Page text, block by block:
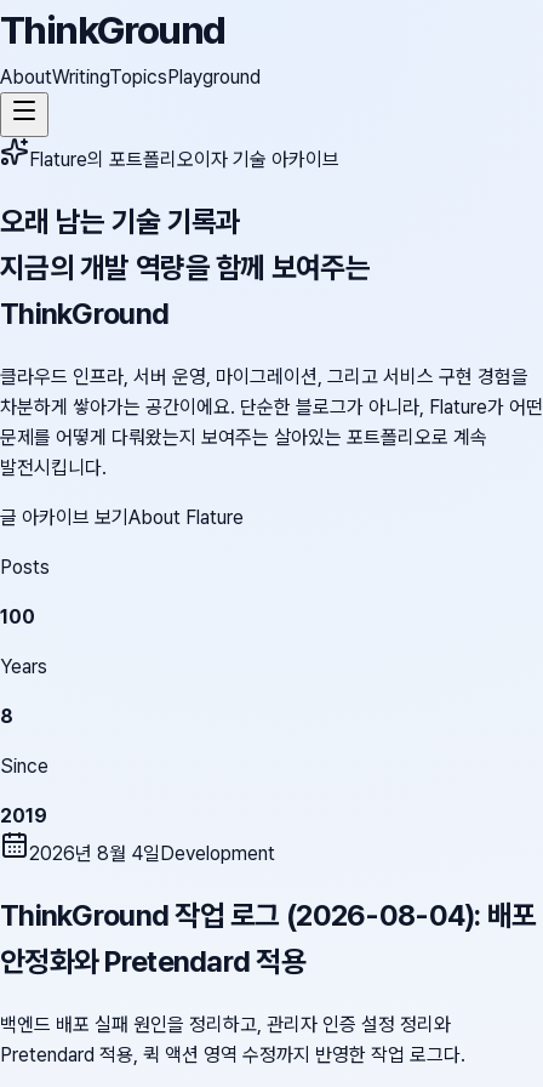
ThinkGround
AboutWritingTopicsPlayground
Flature의 포트폴리오이자 기술 아카이브
오래 남는 기술 기록과
지금의 개발 역량을 함께 보여주는
ThinkGround
클라우드 인프라, 서버 운영, 마이그레이션, 그리고 서비스 구현 경험을
차분하게 쌓아가는 공간이에요. 단순한 블로그가 아니라, Flature가 어떤
문제를 어떻게 다뤄왔는지 보여주는 살아있는 포트폴리오로 계속
발전시킵니다.
글 아카이브 보기 About Flature
Posts
100
Years
8
Since
2019
2026년 8월 4일Development
ThinkGround 작업 로그 (2026-08-04): 배포
안정화와 Pretendard 적용
백엔드 배포 실패 원인을 정리하고, 관리자 인증 설정 정리와
Pretendard 적용, 퀵 액션 영역 수정까지 반영한 작업 로그다.